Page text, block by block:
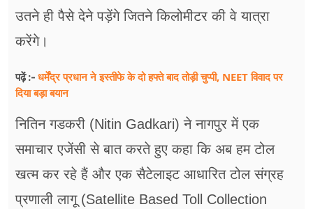
उतने ही पैसे देने पड़ेंगे जितने किलोमीटर की वे यात्रा
करेंगे।
पढ़ें :- धर्मेंद्र प्रधान ने इस्तीफे के दो हफ्ते बाद तोड़ी चुप्पी, NEET विवाद पर
दिया बड़ा बयान
नितिन गडकरी (Nitin Gadkari) ने नागपुर में एक
समाचार एजेंसी से बात करते हुए कहा कि अब हम टोल
खत्म कर रहे हैं और एक सैटेलाइट आधारित टोल संग्रह
प्रणाली लागू (Satellite Based Toll Collection